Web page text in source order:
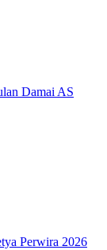
Damai AS
Perwira 2026